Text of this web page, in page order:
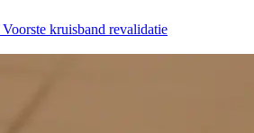
Voorste kruisband revalidatie